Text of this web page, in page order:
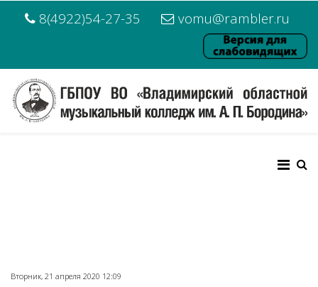
8(4922)54-27-35 vomu@rambler.ru
Вторник, 21 апреля 2020 12:09